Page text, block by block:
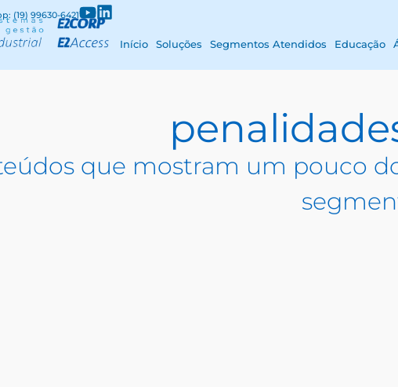
(19) 99630-6421
Início Soluções Segmentos Atendidos Educação
que mostram um pouco